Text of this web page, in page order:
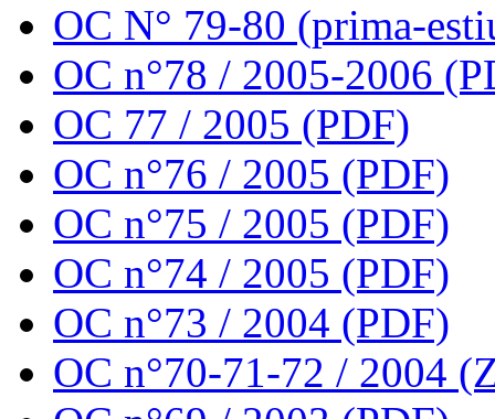
OC N° 79-80 (prima-
OC n°78 / 2005-2006
OC 77 / 2005 (PDF)
OC n°76 / 2005 (PDF)
OC n°75 / 2005 (PDF)
OC n°74 / 2005 (PDF)
OC n°73 / 2004 (PDF)
OC n°70-71-72 / 2004